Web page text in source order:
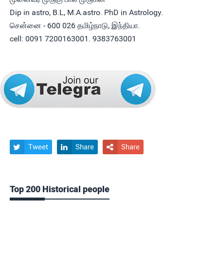
Dip in astro, B.L, M.A.astro. PhD in Astrology.
சென்னை - 600 026 தமிழ்நாடு, இந்தியா.
cell: 0091 7200163001. 9383763001
 Tweet  Share  Share
Top 200 Historical people